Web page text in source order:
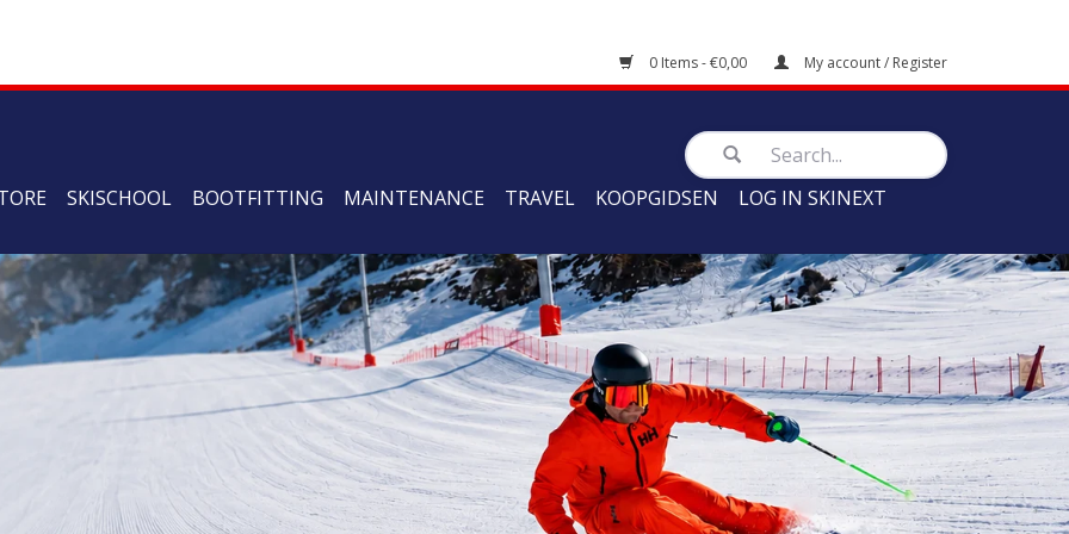
0 Items - €0,00 My account / Register
SKISCHOOL BOOTFITTING MAINTENANCE TRAVEL KOOPGIDSEN LOG IN SKINEXT